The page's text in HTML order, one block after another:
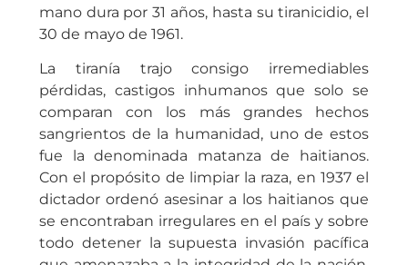
mano dura por 31 años, hasta su tiranicidio, el
30 de mayo de 1961.
La tiranía trajo consigo irremediables
pérdidas, castigos inhumanos que solo se
comparan con los más grandes hechos
sangrientos de la humanidad, uno de estos
fue la denominada matanza de haitianos.
Con el propósito de limpiar la raza, en 1937 el
dictador ordenó asesinar a los haitianos que
se encontraban irregulares en el país y sobre
todo detener la supuesta invasión pacífica